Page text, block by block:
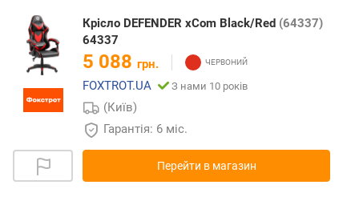
Крісло DEFENDER xCom Black/Red (64337)
64337
5 088 грн.
FOXTROT.UA
З нами 10 років
(Київ)
Гарантія: 6 міс.
Перейти в магазин